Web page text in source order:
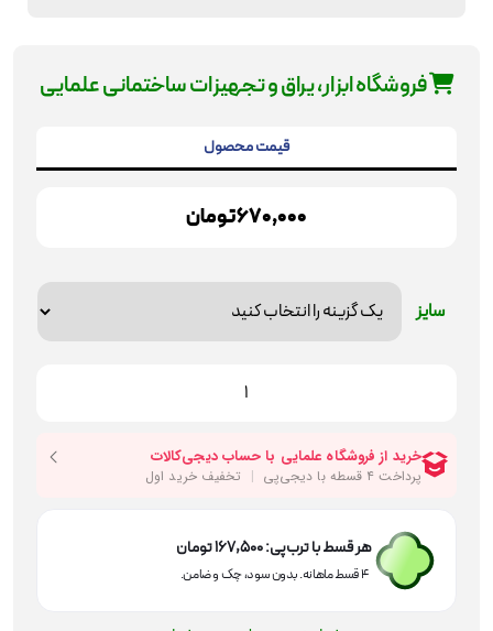
فروشگاه ابزار، یراق و تجهیزات ساختمانی علمایی
قیمت محصول
670,000 تومان
سایز
اسکای
هر قسط با ترب‌پی:167,500تومان
۴ قسط ماهانه. بدون سود، چک و ضامن.